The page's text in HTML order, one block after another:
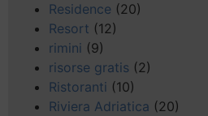
Residence (20)
Resort (12)
rimini (9)
risorse gratis (2)
Ristoranti (10)
Riviera Adriatica (20)